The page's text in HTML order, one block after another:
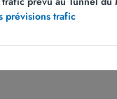
prévisions trafic
avec *.Vous pouvez